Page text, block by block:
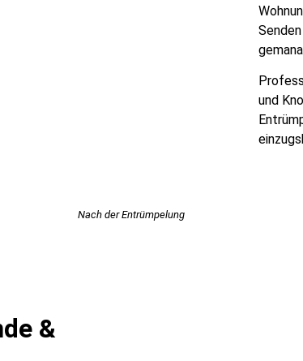
Nach der Entrümpelung
und
&